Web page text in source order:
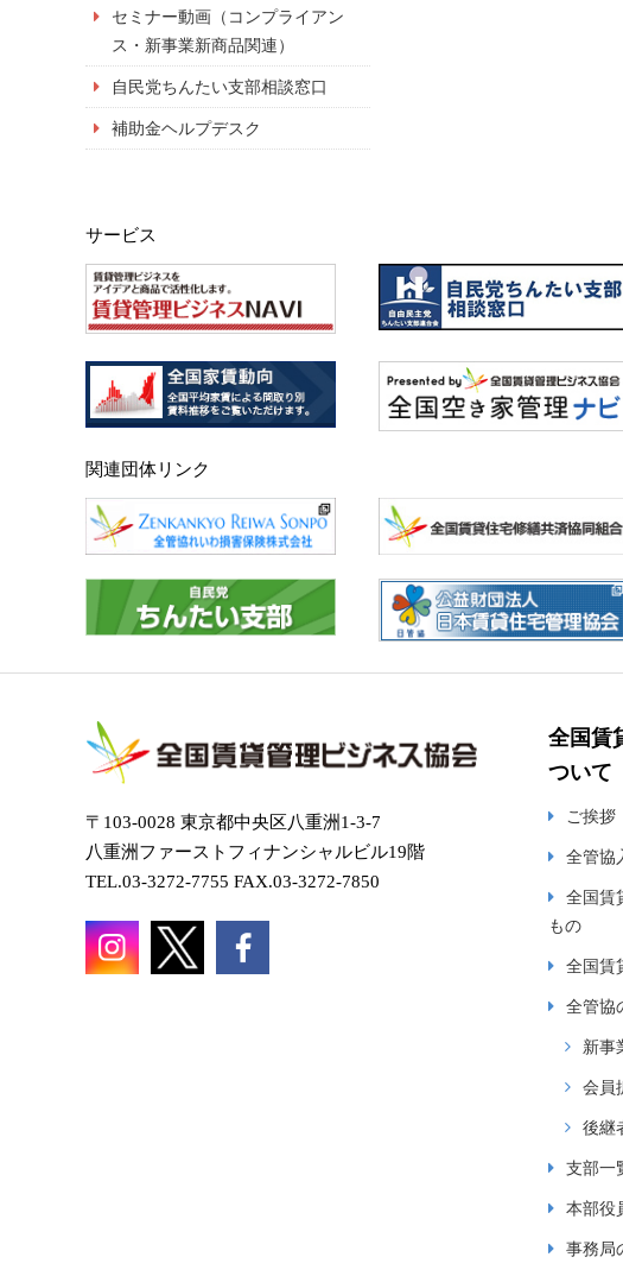
セミナー動画（コンプライアン
ス・新事業新商品関連）
自民党ちんたい支部相談窓口
補助金ヘルプデスク
サービス
関連団体リンク
〒103-0028 東京都中央区八重洲1-3-7
八重洲ファーストフィナンシャルビル19階
TEL.03-3272-7755 FAX.03-3272-7850
全国賃
ついて
ご挨拶
全管協
全国賃
もの
全国賃
全管協
新事
会員
後継
支部一
本部役
事務局